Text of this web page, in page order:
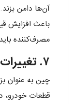
آن‌ها دامن
باعث افزایش
مصرف‌کننده
۷. تغییرات در سیاست‌های چین
چین به عنوان
قطعات